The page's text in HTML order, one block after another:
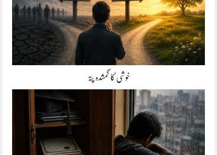
خوشی کا گمشدہ پتہ